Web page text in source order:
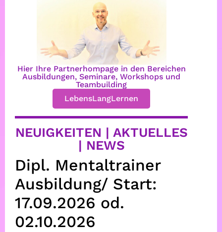
Hier Ihre Partnerhompage in den Bereichen
Ausbildungen, Seminare, Workshops und
Teambuilding
LebensLangLernen
NEUIGKEITEN | AKTUELLES
| NEWS
Dipl. Mentaltrainer
Ausbildung/ Start:
17.09.2026 od.
02.10.2026